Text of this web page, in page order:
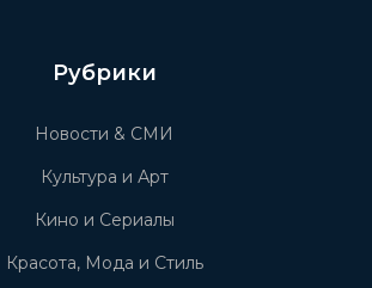
Рубрики
Новости & СМИ
Культура и Арт
Кино и Сериалы
Красота, Мода и Стиль